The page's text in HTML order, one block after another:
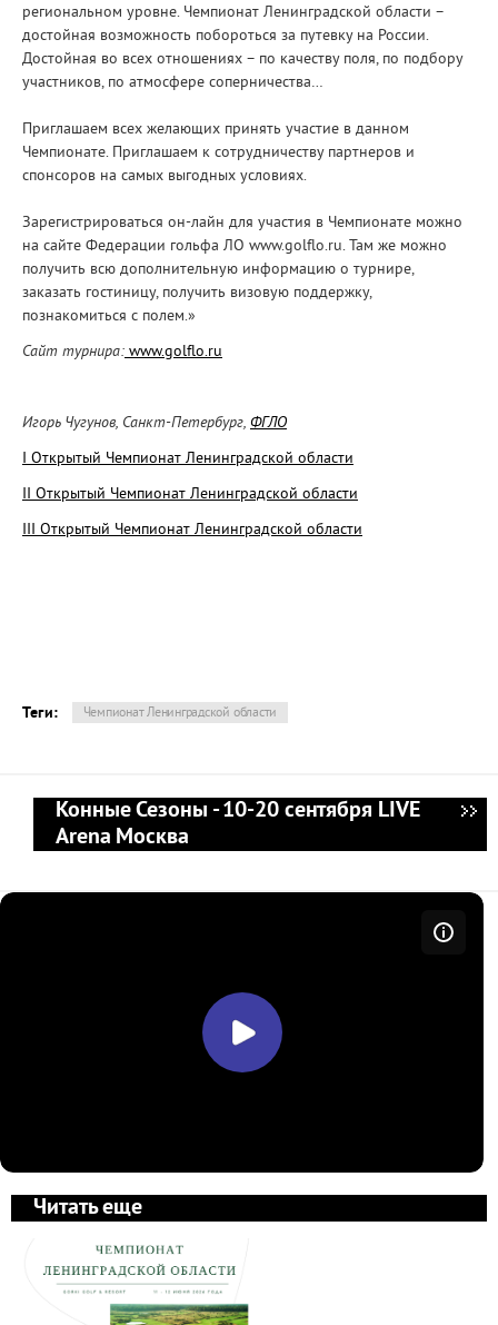
региональном уровне. Чемпионат Ленинградской области –
достойная возможность побороться за путевку на России.
Достойная во всех отношениях – по качеству поля, по подбору
участников, по атмосфере соперничества…
Приглашаем всех желающих принять участие в данном
Чемпионате. Приглашаем к сотрудничеству партнеров и
спонсоров на самых выгодных условиях.
Зарегистрироваться он-лайн для участия в Чемпионате можно
на сайте Федерации гольфа ЛО www.golflo.ru. Там же можно
получить всю дополнительную информацию о турнире,
заказать гостиницу, получить визовую поддержку,
познакомиться с полем.»
Сайт турнира: www.golflo.ru
Игорь Чугунов, Санкт-Петербург, ФГЛО
I Открытый Чемпионат Ленинградской области
II Открытый Чемпионат Ленинградской области
III Открытый Чемпионат Ленинградской области
Теги: Чемпионат Ленинградской области
Конные Сезоны - 10-20 сентября LIVE
Arena Москва
Читать еще